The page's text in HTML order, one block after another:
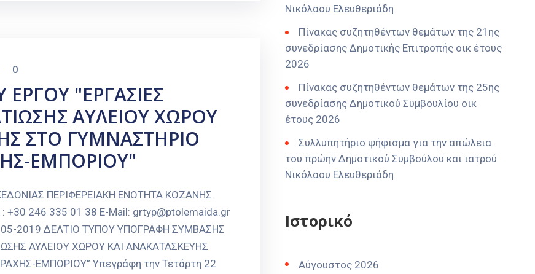
0
"ΕΡΓΑΣΙΕΣ
ΑΥΛΕΙΟΥ ΧΩΡΟΥ
ΣΤΟ ΓΥΜΝΑΣΤΗΡΙΟ
ΕΜΠΟΡΙΟΥ"
ΠΕΡΙΦΕΡΕΙΑΚΗ ΕΝΟΤΗΤΑ ΚΟΖΑΝΗΣ
246 335 01 38 E-Mail: grtyp@ptolemaida.gr
05-2019 ΔΕΛΤΙΟ ΤΥΠΟΥ ΥΠΟΓΡΑΦΗ ΣΥΜΒΑΣΗΣ
ΑΥΛΕΙΟΥ ΧΩΡΟΥ ΚΑΙ ΑΝΑΚΑΤΑΣΚΕΥΗΣ
ΕΜΠΟΡΙΟΥ” Υπεγράφη την Τετάρτη 22
Νικόλαου Ελευθεριάδη
Πίνακας συζητηθέντων θεμάτων της 21ης
συνεδρίασης Δημοτικής Επιτροπής οικ έτους
2026
Πίνακας συζητηθέντων θεμάτων της 25ης
συνεδρίασης Δημοτικού Συμβουλίου οικ
έτους 2026
Συλλυπητήριο ψήφισμα για την απώλεια
του πρώην Δημοτικού Συμβούλου και ιατρού
Νικόλαου Ελευθεριάδη
Ιστορικό
Αύγουστος 2026